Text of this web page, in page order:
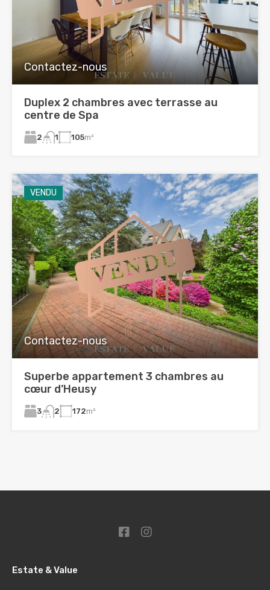
Contactez-nous
Duplex 2 chambres avec terrasse au
centre de Spa
2 1 105m²
VENDU
Contactez-nous
Superbe appartement 3 chambres au
cœur d’Heusy
3 2 172m²
Estate & Value